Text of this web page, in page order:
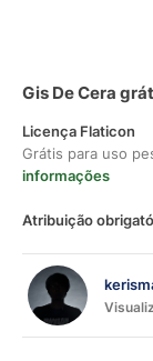
Gis De Cera
Licença Flaticon
Grátis para uso
informações
Atribuição